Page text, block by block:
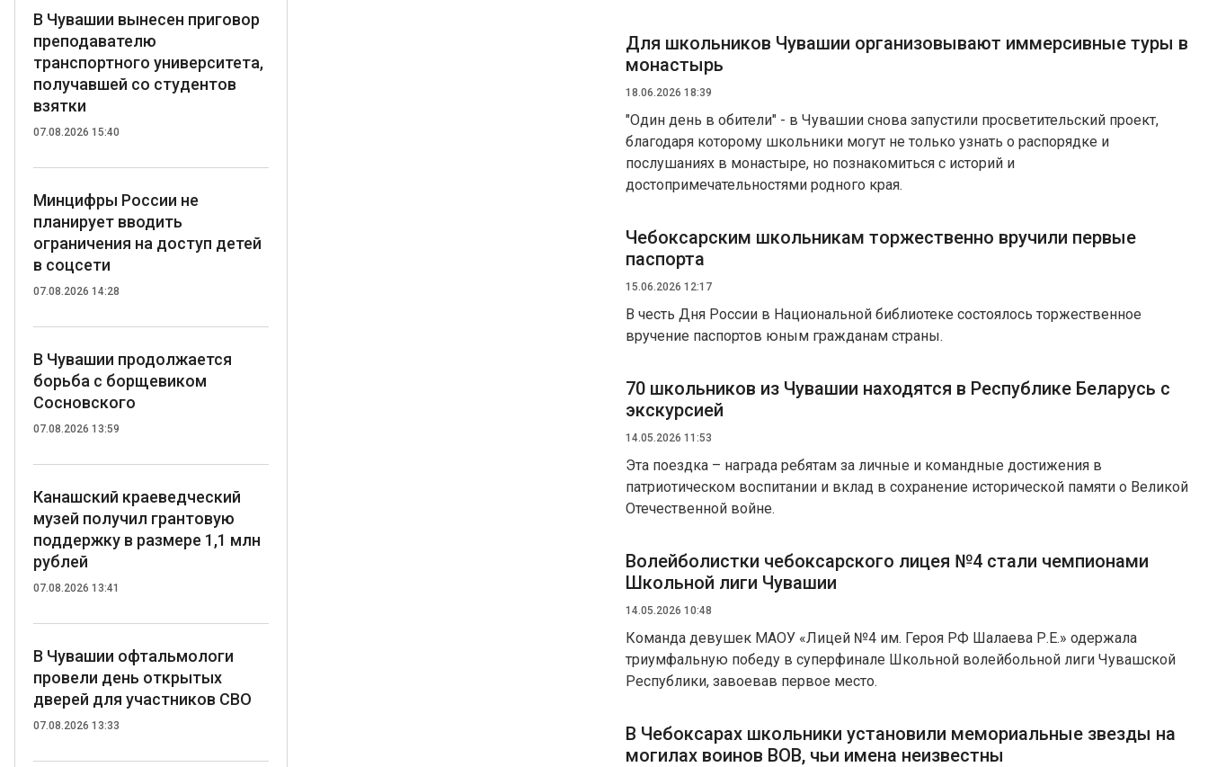
В Чувашии вынесен приговор
преподавателю
транспортного университета,
получавшей со студентов
взятки
07.08.2026 15:40
Минцифры России не
планирует вводить
ограничения на доступ детей
в соцсети
07.08.2026 14:28
В Чувашии продолжается
борьба с борщевиком
Сосновского
07.08.2026 13:59
Канашский краеведческий
музей получил грантовую
поддержку в размере 1,1 млн
рублей
07.08.2026 13:41
В Чувашии офтальмологи
провели день открытых
дверей для участников СВО
07.08.2026 13:33
Для школьников Чувашии организовывают иммерсивные туры в
монастырь
18.06.2026 18:39
"Один день в обители" - в Чувашии снова запустили просветительский проект,
благодаря которому школьники могут не только узнать о распорядке и
послушаниях в монастыре, но познакомиться с историй и
достопримечательностями родного края.
Чебоксарским школьникам торжественно вручили первые
паспорта
15.06.2026 12:17
В честь Дня России в Национальной библиотеке состоялось торжественное
вручение паспортов юным гражданам страны.
70 школьников из Чувашии находятся в Республике Беларусь с
экскурсией
14.05.2026 11:53
Эта поездка – награда ребятам за личные и командные достижения в
патриотическом воспитании и вклад в сохранение исторической памяти о Великой
Отечественной войне.
Волейболистки чебоксарского лицея №4 стали чемпионами
Школьной лиги Чувашии
14.05.2026 10:48
Команда девушек МАОУ «Лицей №4 им. Героя РФ Шалаева Р.Е.» одержала
триумфальную победу в суперфинале Школьной волейбольной лиги Чувашской
Республики, завоевав первое место.
В Чебоксарах школьники установили мемориальные звезды на
могилах воинов ВОВ, чьи имена неизвестны